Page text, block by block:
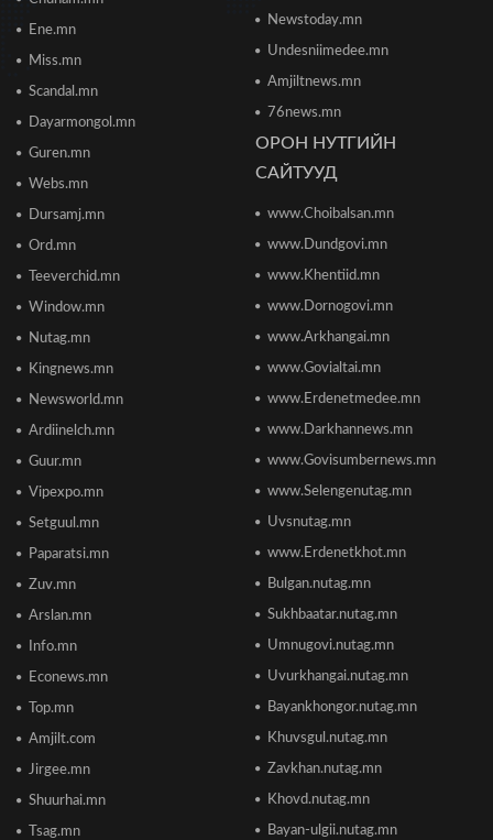
Б.Даваадалай: Уурхайн менежментээс
Сонсголгүй төрийн СОНСГОЛ-2
2026/06/19 10:17
Сонсголгүй төрийн СОНСГОЛ-2
Монгол Улсын дэлхийд өрсөлдөх чадвар 75
ТӨВҮҮДИЙН БАЙРШИЛ
2026/06/17 12:20
Отгонтэнгэр хайрханы тахилгад оролцохоор
ирж буй иргэдийн анхааралд
2026/06/16 15:28
Парламент хар тамхины хэргийн ялын
2026/06/16 15:49
Ши Жиньпин Монголд айлчилна
Ene.mn
Miss.mn
Scandal.mn
Dayarmongol.mn
Guren.mn
Webs.mn
Dursamj.mn
Ord.mn
Teeverchid.mn
Window.mn
Nutag.mn
Kingnews.mn
Newsworld.mn
Ardiinelch.mn
Guur.mn
Vipexpo.mn
Setguul.mn
Paparatsi.mn
Zuv.mn
Arslan.mn
Info.mn
Econews.mn
Top.mn
Amjilt.com
Jirgee.mn
Shuurhai.mn
Tsag.mn
Newstoday.mn
Undesniimedee.mn
Amjiltnews.mn
76news.mn
ОРОН НУТГИЙН
САЙТУУД
www.Choibalsan.mn
www.Dundgovi.mn
www.Khentiid.mn
www.Dornogovi.mn
www.Arkhangai.mn
www.Govialtai.mn
www.Erdenetmedee.mn
www.Darkhannews.mn
www.Govisumbernews.mn
www.Selengenutag.mn
Uvsnutag.mn
www.Erdenetkhot.mn
Bulgan.nutag.mn
Sukhbaatar.nutag.mn
Umnugovi.nutag.mn
Uvurkhangai.nutag.mn
Bayankhongor.nutag.mn
Khuvsgul.nutag.mn
Zavkhan.nutag.mn
Khovd.nutag.mn
Bayan-ulgii.nutag.mn